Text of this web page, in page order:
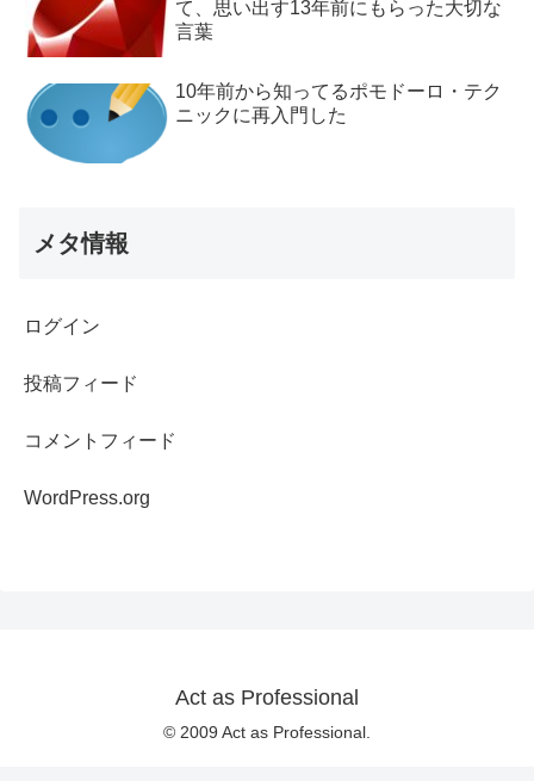
て、思い出す13年前にもらった大切な
言葉
10年前から知ってるポモドーロ・テク
ニックに再入門した
メタ情報
ログイン
投稿フィード
コメントフィード
WordPress.org
Act as Professional
© 2009 Act as Professional.